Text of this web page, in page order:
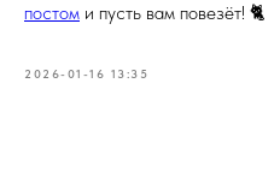
постом и пусть вам повезёт! 🐈
2026-01-16 13:35